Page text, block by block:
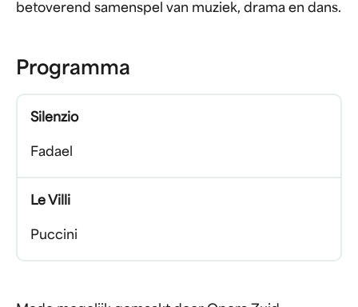
betoverend samenspel van muziek, drama en dans.
Programma
Silenzio
Fadael
Le Villi
Puccini